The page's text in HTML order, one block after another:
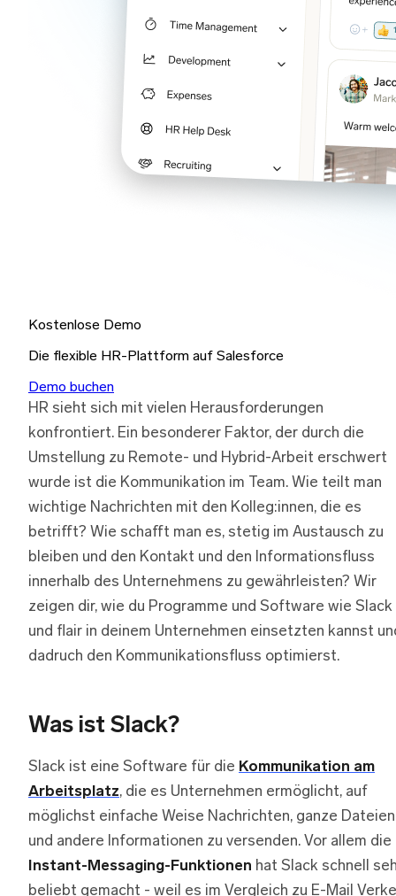
Kostenlose Demo
Die flexible HR-Plattform auf Salesforce
Demo buchen
HR sieht sich mit vielen Herausforderungen
konfrontiert. Ein besonderer Faktor, der durch die
Umstellung zu Remote- und Hybrid-Arbeit erschwert
wurde ist die Kommunikation im Team. Wie teilt man
wichtige Nachrichten mit den Kolleg:innen, die es
betrifft? Wie schafft man es, stetig im Austausch zu
bleiben und den Kontakt und den Informationsfluss
innerhalb des Unternehmens zu gewährleisten? Wir
zeigen dir, wie du Programme und Software wie Slack
und flair in deinem Unternehmen einsetzten kannst
dadruch den Kommunikationsfluss optimierst.
Was ist Slack?
Slack ist eine Software für die Kommunikation am
Arbeitsplatz, die es Unternehmen ermöglicht, auf
möglichst einfache Weise Nachrichten, ganze Dateien
und andere Informationen zu versenden. Vor allem die
Instant-Messaging-Funktionen hat Slack schnell
beliebt gemacht - weil es im Vergleich zu E-Mail